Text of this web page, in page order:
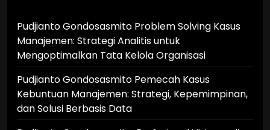
Pudjianto Gondosasmito Problem Solving Kasus
Manajemen: Strategi Analitis untuk
Mengoptimalkan Tata Kelola Organisasi
Pudjianto Gondosasmito Pemecah Kasus
Kebuntuan Manajemen: Strategi, Kepemimpinan,
dan Solusi Berbasis Data